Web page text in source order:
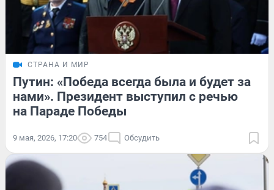
СТРАНА И МИР
Путин: «Победа всегда была и будет за
нами». Президент выступил с речью
на Параде Победы
9 мая, 2026, 17:20 754 Обсудить